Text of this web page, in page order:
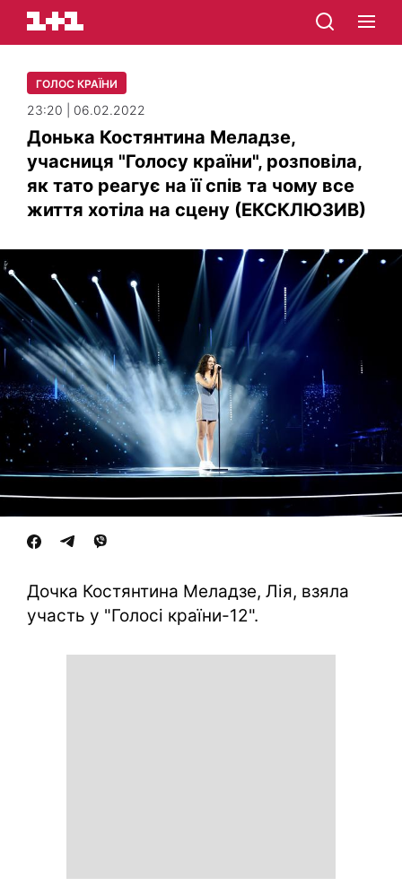
ГОЛОС КРАЇНИ
23:20 | 06.02.2022
Донька Костянтина Меладзе,
учасниця "Голосу країни", розповіла,
як тато реагує на її спів та чому все
життя хотіла на сцену (ЕКСКЛЮЗИВ)
Дочка Костянтина Меладзе, Лія, взяла
участь у "Голосі країни-12".